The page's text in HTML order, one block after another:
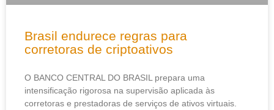
Brasil endurece regras para
corretoras de criptoativos
O BANCO CENTRAL DO BRASIL prepara uma
intensificação rigorosa na supervisão aplicada às
corretoras e prestadoras de serviços de ativos virtuais.